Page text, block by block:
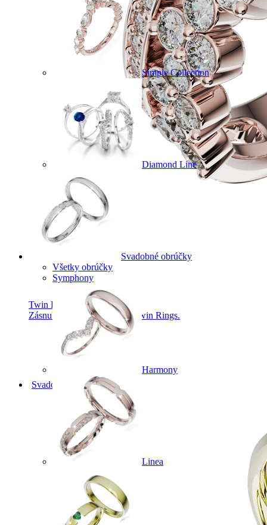
Twin Rings
Zásnubné prstne z kolekcie Twin Rings.
Svadobné obrúčky
Simple Collection
Diamond Line
Svadobné obrúčky
Všetky obrúčky
Symphony
Harmony
Linea